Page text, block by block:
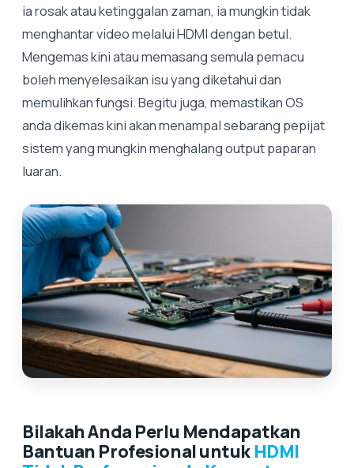
ia rosak atau ketinggalan zaman, ia mungkin tidak
menghantar video melalui HDMI dengan betul.
Mengemas kini atau memasang semula pemacu
boleh menyelesaikan isu yang diketahui dan
memulihkan fungsi. Begitu juga, memastikan OS
anda dikemas kini akan menampal sebarang pepijat
sistem yang mungkin menghalang output paparan
luaran.
Bilakah Anda Perlu Mendapatkan
Bantuan Profesional untuk HDMI